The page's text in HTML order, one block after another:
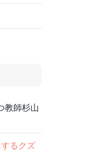
教師杉山
るクズ